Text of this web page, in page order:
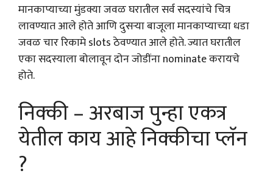
मानकाप्याच्या मुंडक्या जवळ घरातील सर्व सदस्यांचे चित्र
लावण्यात आले होते आणि दुसऱ्या बाजूला मानकाप्याच्या धडा
जवळ चार रिकामे slots ठेवण्यात आले होते. ज्यात घरातील
एका सदस्याला बोलावून दोन जोडींना nominate करायचे
होते.
निक्की – अरबाज पुन्हा एकत्र
येतील काय आहे निक्कीचा प्लॅन
?